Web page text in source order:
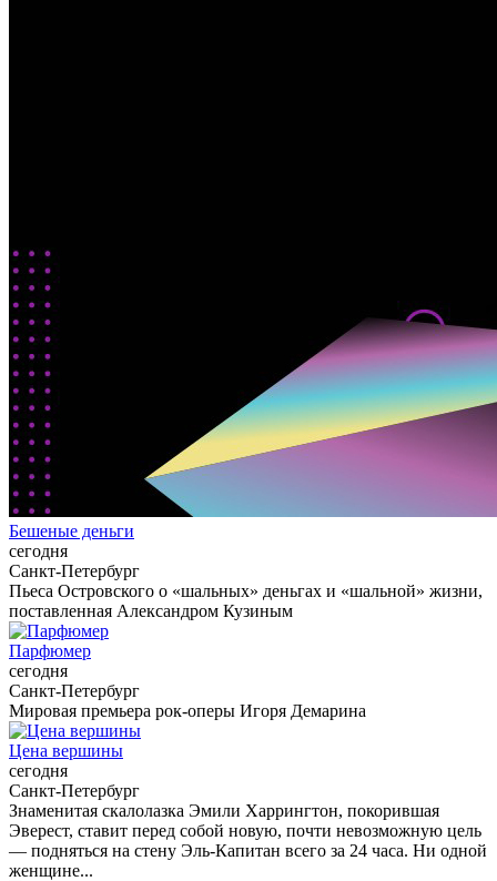
Бешеные деньги
сегодня
Санкт-Петербург
Пьеса Островского о «шальных» деньгах и «шальной» жизни,
поставленная Александром Кузиным
Парфюмер
сегодня
Санкт-Петербург
Мировая премьера рок-оперы Игоря Демарина
Цена вершины
сегодня
Санкт-Петербург
Знаменитая скалолазка Эмили Харрингтон, покорившая
Эверест, ставит перед собой новую, почти невозможную цель
— подняться на стену Эль-Капитан всего за 24 часа. Ни одной
женщине...